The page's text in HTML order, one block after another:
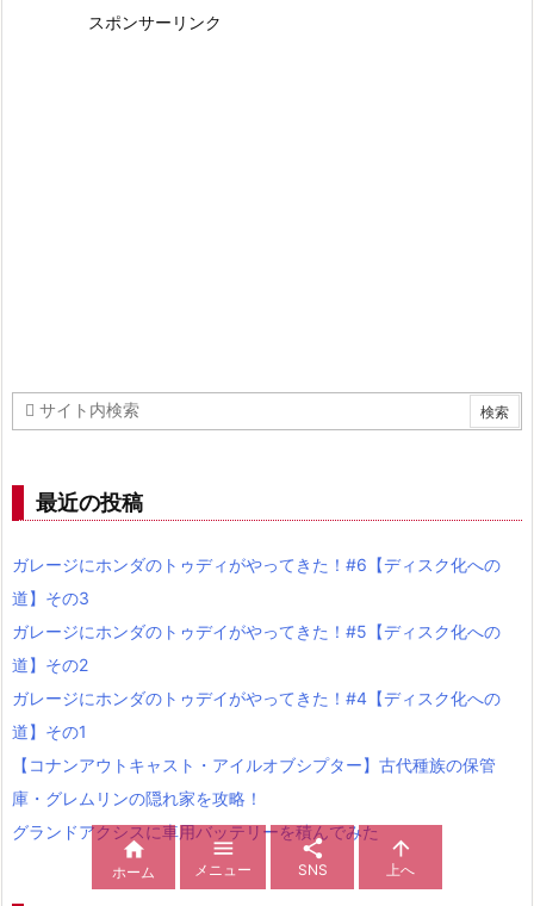
スポンサーリンク
最近の投稿
ガレージにホンダのトゥディがやってきた！#6【ディスク化への
道】その3
ガレージにホンダのトゥデイがやってきた！#5【ディスク化への
道】その2
ガレージにホンダのトゥデイがやってきた！#4【ディスク化への
道】その1
【コナンアウトキャスト・アイルオブシプター】古代種族の保管
庫・グレムリンの隠れ家を攻略！
グランドアクシスに車用バッテリーを積んでみた

ホーム

メニュー

SNS

上へ